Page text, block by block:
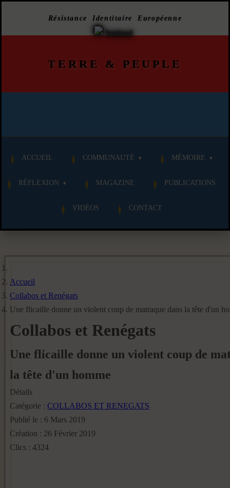
Résistance Identitaire Européenne
TERRE & PEUPLE
ACCUEIL COMMUNAUTÉ MÉMOIRE
RÉFLEXION MAGAZINE PUBLICATIONS
VIDÉOS CONTACT
Accueil
Collabos et Renégats
Une flicaille donne un violent coup de matraque dans la tête d'un
Collabos et Renégats
Une flicaille donne un violent coup de
la tête d'un homme
Détails
Catégorie : COLLABOS ET RENEGATS
Publié le : 6 Mars 2019
Création : 26 Février 2019
Clics : 4324